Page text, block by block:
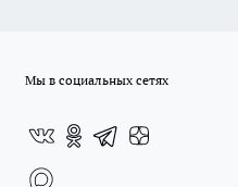
Мы в социальных сетях